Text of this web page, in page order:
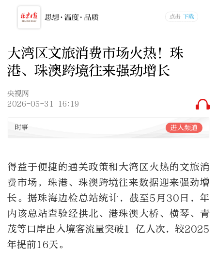
大湾区文旅消费市场火热！珠
港、珠澳跨境往来强劲增长
央视网
2026-05-31 16:19
时事 进入频道
得益于便捷的通关政策和大湾区火热的文旅消
费市场，珠港、珠澳跨境往来数据迎来强劲增
长。据珠海边检总站统计，截至5月30日，年
内该总站查验经拱北、港珠澳大桥、横琴、青
茂等口岸出入境客流量突破1 亿人次，较2025
年提前16天。